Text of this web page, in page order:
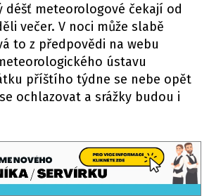
déšť meteorologové čekají od
večer. V noci může slabě
to z předpovědi na webu
ústavu
příštího týdne se nebe opět
ochlazovat a srážky budou i